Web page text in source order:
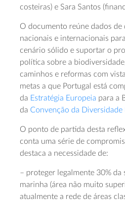
costeiras) e Sara Santos
O documento reúne dados de
nacionais e internacionais
cenário sólido e suportar o
política sobre a
caminhos e reformas com
metas a que Portugal está
da Estratégia Europeia para a
da Convenção da Diversidade
O ponto de partida desta
conta uma série de
destaca a necessidade de:
– proteger legalmente 30%
marinha (área não muito
atualmente a rede de áreas